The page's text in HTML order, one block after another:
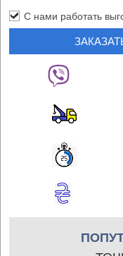
С нами работать